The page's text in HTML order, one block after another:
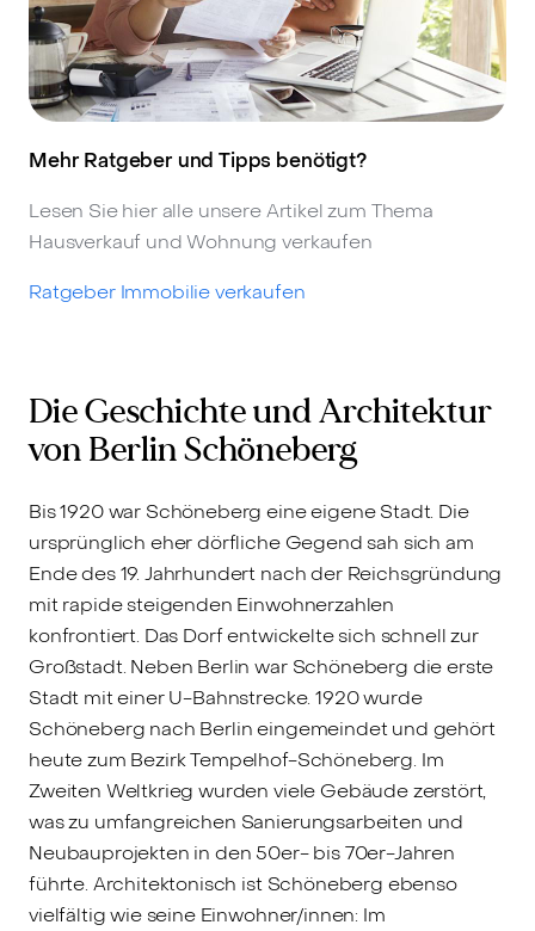
Mehr Ratgeber und Tipps benötigt?
Lesen Sie hier alle unsere Artikel zum Thema
Hausverkauf und Wohnung verkaufen
Ratgeber Immobilie verkaufen
Die Geschichte und Architektur
von Berlin Schöneberg
Bis 1920 war Schöneberg eine eigene Stadt. Die
ursprünglich eher dörfliche Gegend sah sich am
Ende des 19. Jahrhundert nach der Reichsgründung
mit rapide steigenden Einwohnerzahlen
konfrontiert. Das Dorf entwickelte sich schnell zur
Großstadt. Neben Berlin war Schöneberg die erste
Stadt mit einer U-Bahnstrecke. 1920 wurde
Schöneberg nach Berlin eingemeindet und gehört
heute zum Bezirk Tempelhof-Schöneberg. Im
Zweiten Weltkrieg wurden viele Gebäude zerstört,
was zu umfangreichen Sanierungsarbeiten und
Neubauprojekten in den 50er- bis 70er-Jahren
führte. Architektonisch ist Schöneberg ebenso
vielfältig wie seine Einwohner/innen: Im